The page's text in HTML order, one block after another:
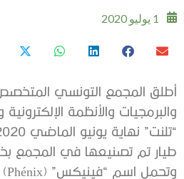
1 يوليو 2020
أطلق المجمع التونسي
والبرمجيات والأنظمة
وتحمل اسم “فينيكس” (Phénix) أي العنقاء.